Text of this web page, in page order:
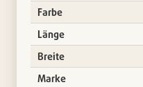
Farbe
Länge
Breite
Marke